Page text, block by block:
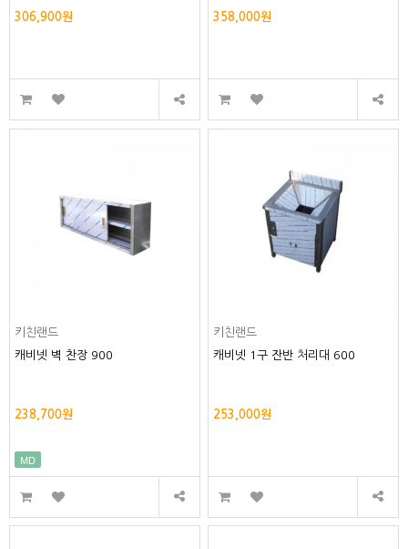
306,900원 358,000원
키친랜드
캐비넷 벽 찬장 900
238,700원
MD
키친랜드
캐비넷 1구 잔반 처리대 600
253,000원